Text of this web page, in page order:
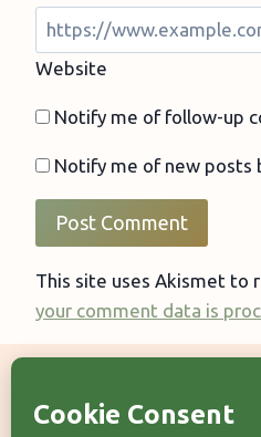
Website
Notify me of follow-up
Notify me of new posts
This site uses Akismet to
your comment data is